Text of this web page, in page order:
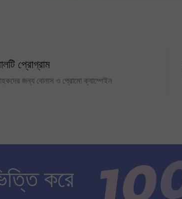
প্রোগ্রাম
জন্য বোনাস ও প্রোমো ক্যাম্পেইন
করে